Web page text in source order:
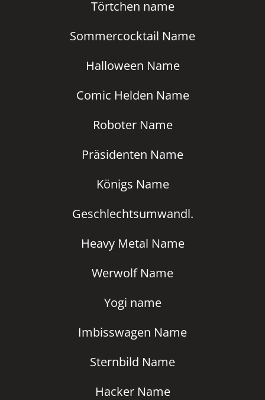
Törtchen name
Sommercocktail Name
Halloween Name
Comic Helden Name
Roboter Name
Präsidenten Name
Königs Name
Geschlechtsumwandl.
Heavy Metal Name
Werwolf Name
Yogi name
Imbisswagen Name
Sternbild Name
Hacker Name